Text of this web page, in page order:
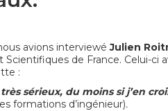
avions interviewéJulien
de France. Celui-ci
:
sérieux, du moins si j’en
formations d’ingénieur).